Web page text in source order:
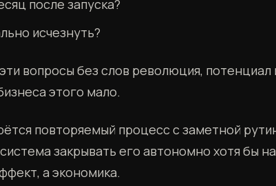
после запуска?
исчезнуть?
вопросы без слов революция,
этого мало.
повторяемый процесс с заметной
закрывать его автономно хотя бы
а экономика.